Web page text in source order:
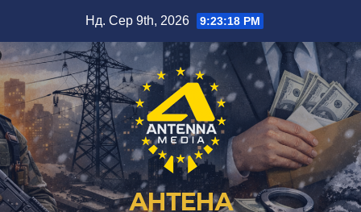
вмісту
Нд. Сер 9th, 2026 9:23:19 PM
АНТЕНА